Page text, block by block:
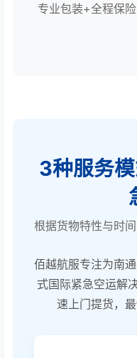
专业包装+全程保
3种服务
根据货物特性与时
佰越航服专注为南
式国际紧急空运解
速上门提货，